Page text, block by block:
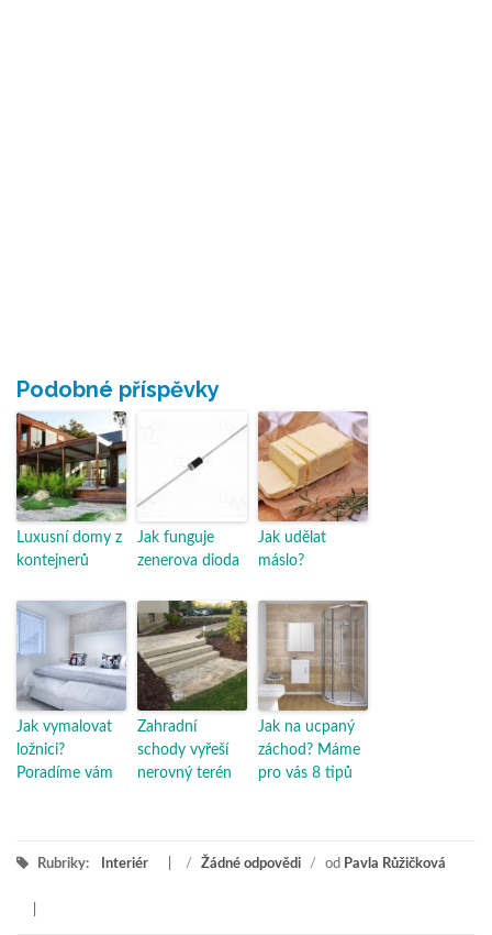
Podobné příspěvky
Luxusní domy z
kontejnerů
Jak funguje
zenerova dioda
Jak udělat
máslo?
Jak vymalovat
ložnici?
Poradíme vám
Zahradní
schody vyřeší
nerovný terén
Jak na ucpaný
záchod? Máme
pro vás 8 tipů
Rubriky: Interiér / Žádné odpovědi / od Pavla Růžičková